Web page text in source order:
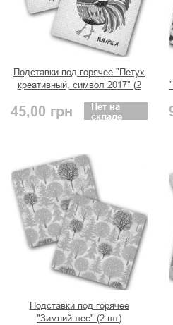
Подставки под горячее "Петух
креативный, символ 2017" (2
45,00 грн
Нет на
складе
Подставки под горячее
"Зимний лес" (2 шт)